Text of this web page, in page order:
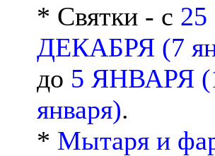
* Святки - с 25
ДЕКАБРЯ (7
до 5 ЯНВАРЯ
января).
* Мытаря и